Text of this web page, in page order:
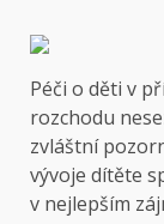
Péči o děti v
rozchodu
zvláštní
vývoje dítěte
v nejlepším